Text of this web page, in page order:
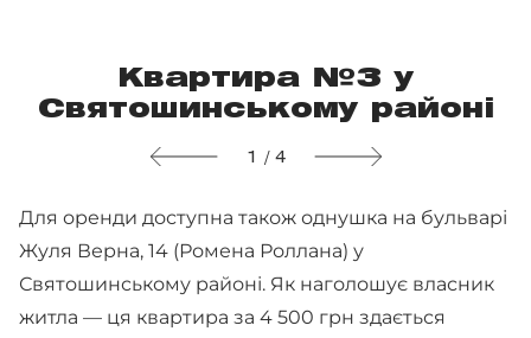
Квартира №3 у
Святошинському районі
1 / 4
Для оренди доступна також однушка на бульварі
Жуля Верна, 14 (Ромена Роллана) у
Святошинському районі. Як наголошує власник
житла — ця квартира за 4 500 грн здається